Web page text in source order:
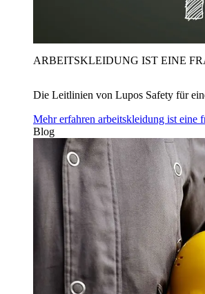
ARBEITSKLEIDUNG IST EINE
Die Leitlinien von Lupos Safety für
Mehr erfahren arbeitskleidung ist eine
Blog